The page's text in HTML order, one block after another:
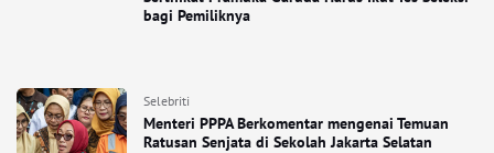
bagi Pemiliknya
Selebriti
Menteri PPPA Berkomentar mengenai Temuan
Ratusan Senjata di Sekolah Jakarta Selatan